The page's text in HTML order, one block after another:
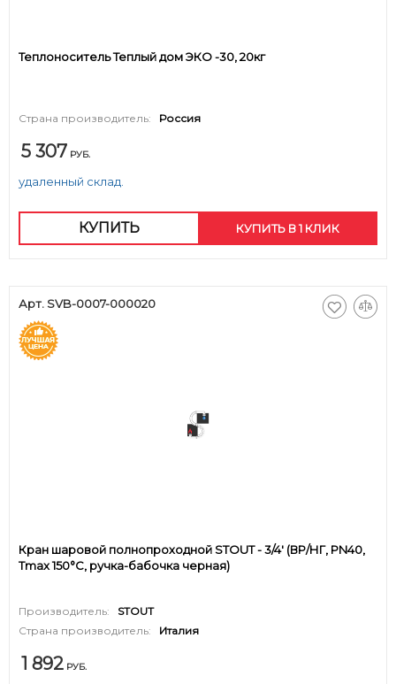
Теплоноситель Теплый дом ЭКО -30, 20кг
Страна производитель: Россия
5 307 РУБ.
удаленный склад.
КУПИТЬ КУПИТЬ В 1 КЛИК
Арт. SVB-0007-000020
Кран шаровой полнопроходной STOUT - 3/4' (ВР/НГ, PN40,
Tmax 150°С, ручка-бабочка черная)
Производитель:
STOUT
Страна производитель:
Италия
1 892 РУБ.